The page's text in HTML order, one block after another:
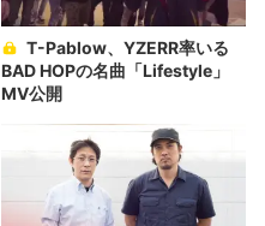
BAD HOPの名曲「Lifestyle」
MV公開